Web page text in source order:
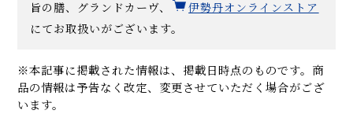
旨の膳、グランドカーヴ、
伊勢丹オンラインストア
にてお取扱いがございます。
※本記事に掲載された情報は、掲載日時点のものです。商
品の情報は予告なく改定、変更させていただく場合がござ
います。